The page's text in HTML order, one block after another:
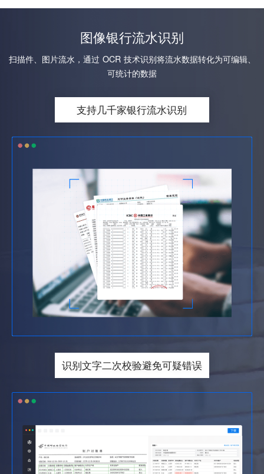
图像银行流水识别
扫描件、图片流水，通过 OCR 技术识别将流水数据转化为可编辑、
可统计的数据
支持几千家银行流水识别
识别文字二次校验避免可疑错误